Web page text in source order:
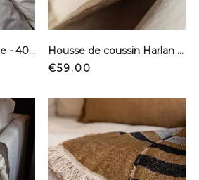
Coussin de garnissage - 40 x 60 cm
Housse de coussin Harlan - Lin
Price
€59.00